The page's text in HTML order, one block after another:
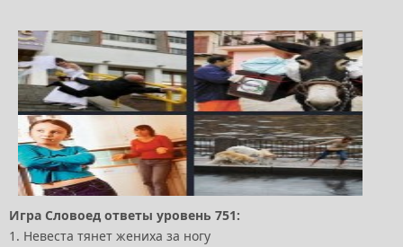
Игра Словоед ответы уровень 751:
1. Невеста тянет жениха за ногу